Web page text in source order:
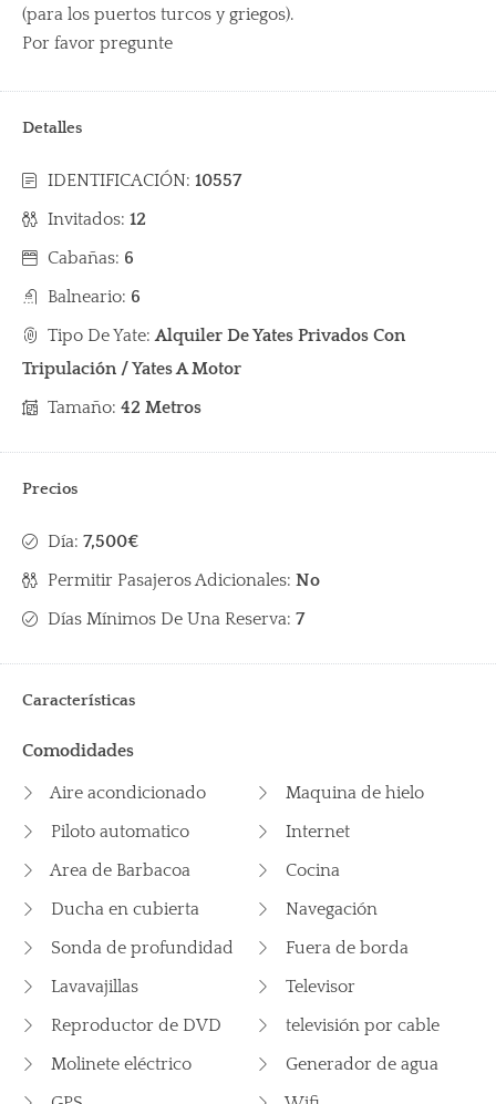
(para los puertos turcos y griegos).
Por favor pregunte
Detalles
IDENTIFICACIÓN: 10557
Invitados: 12
Cabañas: 6
Balneario: 6
Tipo De Yate:Alquiler De Yates Privados Con
Tripulación / Yates A Motor
Tamaño: 42 Metros
Precios
Día: 7,500€
Permitir Pasajeros Adicionales: No
Días Mínimos De Una Reserva: 7
Características
Comodidades
Aire acondicionado
Piloto automatico
Area de Barbacoa
Ducha en cubierta
Sonda de profundidad
Lavavajillas
Reproductor de DVD
Molinete eléctrico
Maquina de hielo
Internet
Cocina
Navegación
Fuera de borda
Televisor
televisión por cable
Generador de agua